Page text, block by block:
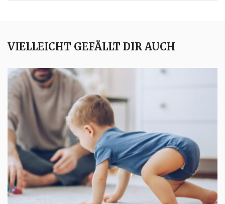
VIELLEICHT GEFÄLLT DIR AUCH